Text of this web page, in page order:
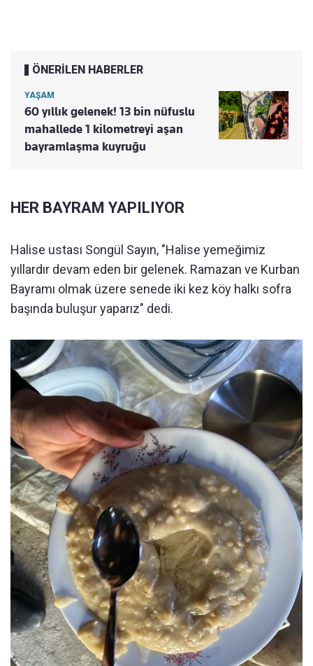
ÖNERİLEN HABERLER
YAŞAM
60 yıllık gelenek! 13 bin nüfuslu
mahallede 1 kilometreyi aşan
bayramlaşma kuyruğu
HER BAYRAM YAPILIYOR
Halise ustası Songül Sayın, "Halise yemeğimiz
yıllardır devam eden bir gelenek. Ramazan ve Kurban
Bayramı olmak üzere senede iki kez köy halkı sofra
başında buluşur yaparız" dedi.